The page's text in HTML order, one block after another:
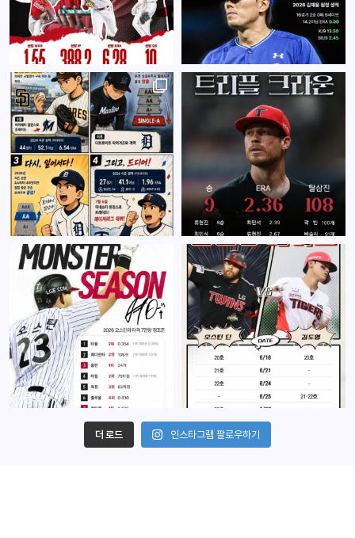
더 로드 인스타그램 팔로우하기